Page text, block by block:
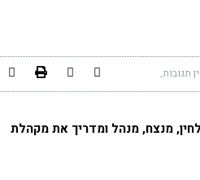
תגובות
תקווה. נשוי ליפה, אב לשלושה וסב ל-2. כותב, מלחין, מנצח, מנהל ומדריך את מקהלת